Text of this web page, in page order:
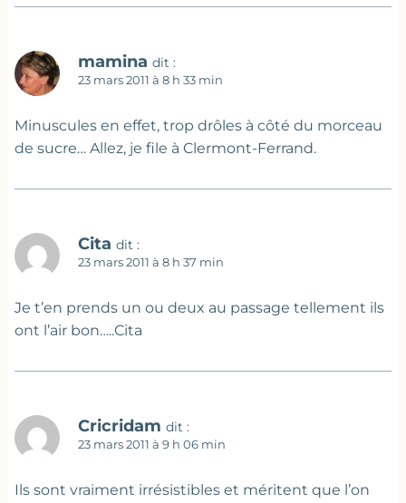
mamina dit :
23 mars 2011 à 8 h 33 min
Minuscules en effet, trop drôles à côté du morceau
de sucre… Allez, je file à Clermont-Ferrand.
Cita dit :
23 mars 2011 à 8 h 37 min
Je t’en prends un ou deux au passage tellement ils
ont l’air bon…..Cita
Cricridam dit :
23 mars 2011 à 9 h 06 min
Ils sont vraiment irrésistibles et méritent que l’on